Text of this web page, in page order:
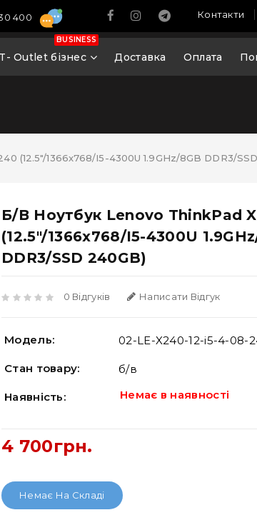
400 Контакти
BUSINESS
Outlet бізнес Доставка Оплата
(12.5"/1366x768/i5-4300U 1.9GHz/8GB DDR3/
Б/В Ноутбук Lenovo ThinkPad
(12.5"/1366x768/i5-4300U
DDR3/SSD 240GB)
0 Відгуків Написати Відгук
Модель: 02-LE-X240-12-i5-4-08-
Стан товару: б/в
Наявність: Немає в наявності
4 700грн.
Немає На Складі